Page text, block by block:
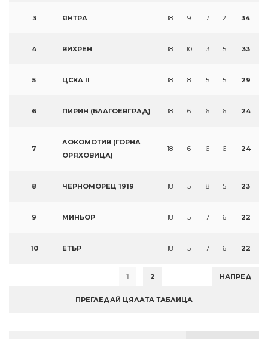
3 ЯНТРА 18 9 7 2 34
4 ВИХРЕН 18 10 3 5 33
5 ЦСКА II 18 8 5 5 29
6 ПИРИН (БЛАГОЕВГРАД) 18 6 6 6 24
7
ЛОКОМОТИВ (ГОРНА
ОРЯХОВИЦА)
18 6 6 6 24
8 ЧЕРНОМОРЕЦ 1919 18 5 8 5 23
9 МИНЬОР 18 5 7 6 22
10 ЕТЪР 18 5 7 6 22
1 2 НАПРЕД
ПРЕГЛЕДАЙ ЦЯЛАТА ТАБЛИЦА